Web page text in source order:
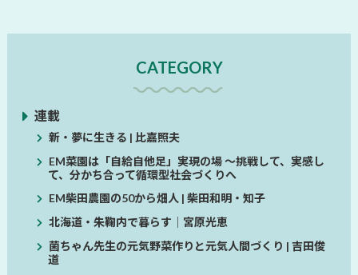
CATEGORY
連載
新・夢に生きる | 比嘉照夫
EM菜園は「自給自他足」実現の場 ～挑戦して、実感し
て、分かち合って循環型社会づくりへ
EM柴田農園の50から畑人 | 柴田和明・知子
北海道・朱鞠内で暮らす│宮原光恵
菌ちゃん先生の元気野菜作りと元気人間づくり | 吉田俊
道